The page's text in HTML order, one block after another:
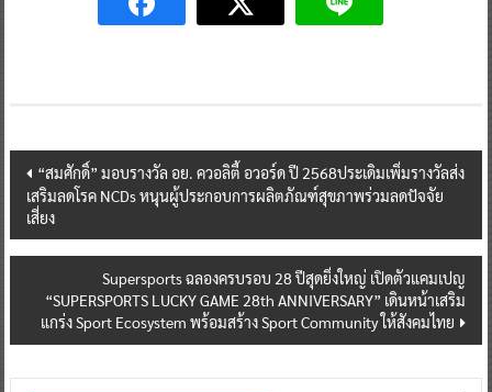
Post
navigation
“สมศักดิ์” มอบรางวัล อย. ควอลิตี้ อวอร์ด ปี 2568ประเดิมเพิ่มรางวัลส่ง
เสริมลดโรค NCDs หนุนผู้ประกอบการผลิตภัณฑ์สุขภาพร่วมลดปัจจัย
เสี่ยง
Supersports ฉลองครบรอบ 28 ปีสุดยิ่งใหญ่ เปิดตัวแคมเปญ
“SUPERSPORTS LUCKY GAME 28th ANNIVERSARY” เดินหน้าเสริม
แกร่ง Sport Ecosystem พร้อมสร้าง Sport Community ให้สังคมไทย